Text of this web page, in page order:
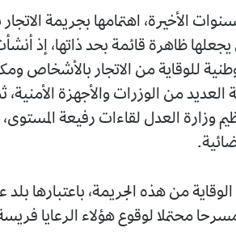
الأخيرة، اهتمامها بجريمة
ظاهرة قائمة بحد ذاتها، إذ أنشأت
للوقاية من الاتجار بالأشخاص
العديد من الوزرات والأجهزة
وزارة العدل لقاءات رفيعة المستوى،
من هذه الجريمة، باعتبارها
محتملا لوقوع هؤلاء الرعايا